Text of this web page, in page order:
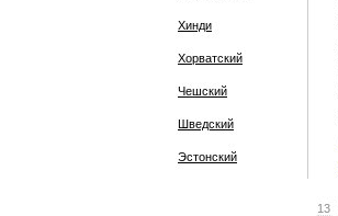
Хинди
Хорватский
Чешский
Шведский
Эстонский
13